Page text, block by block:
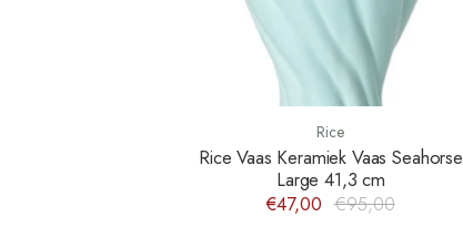
Rice
Rice Vaas Keramiek Vaas Seahorse
Large 41,3 cm
€47,00 €95,00